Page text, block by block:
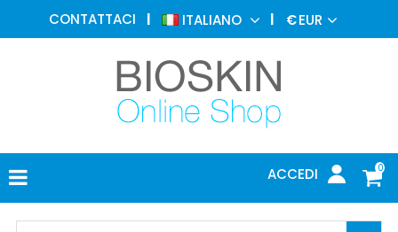
CONTATTACI ITALIANO €EUR
0
ACCEDI
MEDICINA
ESTETICA
DERMATOLOGIA
FOTOTERAPIA
ELETTROMEDICALI
MEDICO